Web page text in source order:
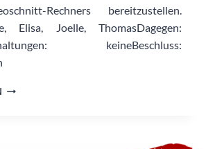
Rechners bereitzustellen.
Elisa, Joelle, ThomasDagegen:
keineBeschluss:
ANKAUF